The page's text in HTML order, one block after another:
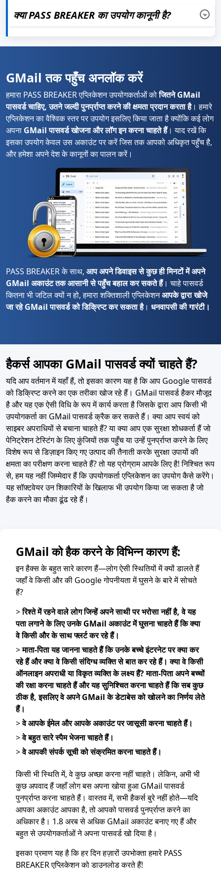
एप्लिकेशन का उपयोग शुरू करने के लिए कोई प्रतीक्षा समय नहीं
है।
क्या PASS BREAKER का उपयोग कानूनी है?
का उपयोग करना कानूनी है जिस तक आपको पहुँच का अधिकार है।
GMail तक पहुँच अनलॉक करें
हमारा PASS BREAKER एप्लिकेशन उपयोगकर्ताओं कोजितने GMail
पासवर्ड चाहिए, उतने जल्दी पुनर्प्राप्त करने की क्षमता प्रदान करता है। हमारे
एप्लिकेशन का वैश्विक स्तर पर उपयोग इसलिए किया जाता है क्योंकि कई लोग
अपना GMail पासवर्ड खोजना और लॉग इन करना चाहते हैं। याद रखें कि
इसका उपयोग केवल उस अकाउंट पर करें जिस तक आपको अधिकृत पहुँच है,
और हमेशा अपने देश के कानूनों का पालन करें।
PASS BREAKER के साथ, आप अपने डिवाइस से कुछ ही मिनटों में अपने
GMail अकाउंट तक आसानी से पहुँच बहाल कर सकते हैं। चाहे पासवर्ड
कितना भी जटिल क्यों न हो, हमारा शक्तिशाली एप्लिकेशनआपके द्वारा खोजे
जा रहे GMail पासवर्ड को डिक्रिप्ट कर सकता है। धनवापसी की गारंटी।
हैकर्स आपका GMail पासवर्ड क्यों चाहते हैं?
यदि आप वर्तमान में यहाँ हैं, तो इसका कारण यह है कि आप Google पासवर्ड
को डिक्रिप्ट करने का एक तरीका खोज रहे हैं। GMail पासवर्ड हैकर मौजूद
है और यह एक ऐसी विधि के रूप में कार्य करता है जिसके द्वारा आप किसी भी
उपयोगकर्ता का GMail पासवर्ड क्रैक कर सकते हैं। क्या आप स्वयं को
साइबर अपराधियों से बचाना चाहते हैं? या क्या आप एक सुरक्षा शोधकर्ता हैं जो
पेनिट्रेशन टेस्टिंग के लिए कुंजियों तक पहुँच या उन्हें पुनर्प्राप्त करने के लिए
विशेष रूप से डिज़ाइन किए गए उत्पाद की तैनाती करके सुरक्षा उपायों की
क्षमता का परीक्षण करना चाहते हैं? तो यह प्रोग्राम आपके लिए है! निश्चित रूप
से, हम यह नहीं जिम्मेदार हैं कि उपयोगकर्ता एप्लिकेशन का उपयोग कैसे करेंगे।
यह सॉफ़्टवेयर उन शिकारियों के खिलाफ भी उपयोग किया जा सकता है जो
हैक करने का मौका ढूंढ रहे हैं।
GMail को हैक करने के विभिन्न कारण हैं:
इन हैक्स के बहुत सारे कारण हैं—लोग ऐसी स्थितियों में क्यों डालते हैं
जहाँ वे किसी और की Google गोपनीयता में घुसने के बारे में सोचते
हैं?
>रिश्ते में रहने वाले लोग जिन्हें अपने साथी पर भरोसा नहीं है, वे यह
पता लगाने के लिए उनके GMail अकाउंट में घुसना चाहते हैं कि क्या
वे किसी और के साथ फ्लर्ट कर रहे हैं।
>माता-पिता यह जानना चाहते हैं कि उनके बच्चे इंटरनेट पर क्या कर
रहे हैं और क्या वे किसी संदिग्ध व्यक्ति से बात कर रहे हैं। क्या वे किसी
ऑनलाइन अपराधी या विकृत व्यक्ति के लक्ष्य हैं? माता-पिता अपने बच्चों
की रक्षा करना चाहते हैं और यह सुनिश्चित करना चाहते हैं कि सब कुछ
ठीक है, इसलिए वे अपने GMail के डेटाबेस को खोलने का निर्णय लेते
हैं।
>वे आपके ईमेल और आपके अकाउंट पर जासूसी करना चाहते हैं।
>वे बहुत सारे स्पैम भेजना चाहते हैं।
>वे आपकी संपर्क सूची को संक्रमित करना चाहते हैं।
किसी भी स्थिति में, वे कुछ अच्छा करना नहीं चाहते। लेकिन, अभी भी
कुछ अपवाद हैं जहाँ लोग बस अपना खोया हुआ GMail पासवर्ड
पुनर्प्राप्त करना चाहते हैं। वास्तव में, सभी हैकर्स बुरे नहीं होते—यदि
आपका अकाउंट आपका है, तो आपको पासवर्ड पुनर्प्राप्त करने का
अधिकार है। 1.8 अरब से अधिक GMail अकाउंट बनाए गए हैं और
बहुत से उपयोगकर्ताओं ने अपना पासवर्ड खो दिया है।
इसका प्रमाण यह है कि हर दिन हज़ारों उपभोक्ता हमारे PASS
BREAKER एप्लिकेशन को डाउनलोड करते हैं!